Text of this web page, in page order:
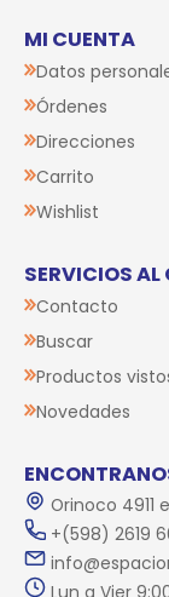
MI CUENTA
Datos
Órdenes
Direcciones
Carrito
Wishlist
SERVICIOS AL
Contacto
Buscar
Productos
Novedades
Orinoco 4911
+(598) 2619